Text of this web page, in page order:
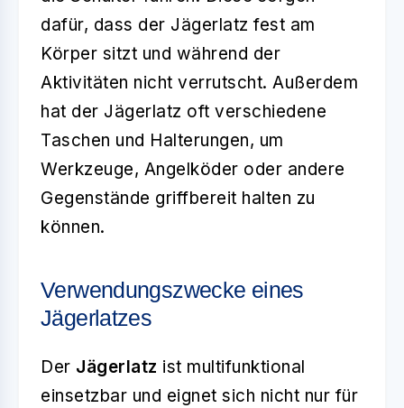
dafür, dass der Jägerlatz fest am
Körper sitzt und während der
Aktivitäten nicht verrutscht. Außerdem
hat der Jägerlatz oft verschiedene
Taschen und Halterungen, um
Werkzeuge, Angelköder oder andere
Gegenstände griffbereit halten zu
können.
Verwendungszwecke eines
Jägerlatzes
Der Jägerlatz ist multifunktional
einsetzbar und eignet sich nicht nur für